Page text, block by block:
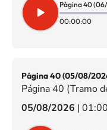
00:00:00
Página 40 (05/08/
Página 40 (Tramo
05/08/2026 |